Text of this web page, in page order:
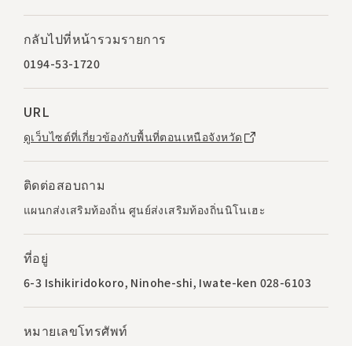
กลับไปที่หน้ารวมรายการ
0194-53-1720
URL
ดูเว็บไซต์ที่เกี่ยวข้องกับพื้นที่ตอนเหนือจังหวัด
ติดต่อสอบถาม
แผนกส่งเสริมท้องถิ่น ศูนย์ส่งเสริมท้องถิ่นนิโนเฮะ
ที่อยู่
6-3 Ishikiridokoro, Ninohe-shi, Iwate-ken 028-6103
หมายเลขโทรศัพท์